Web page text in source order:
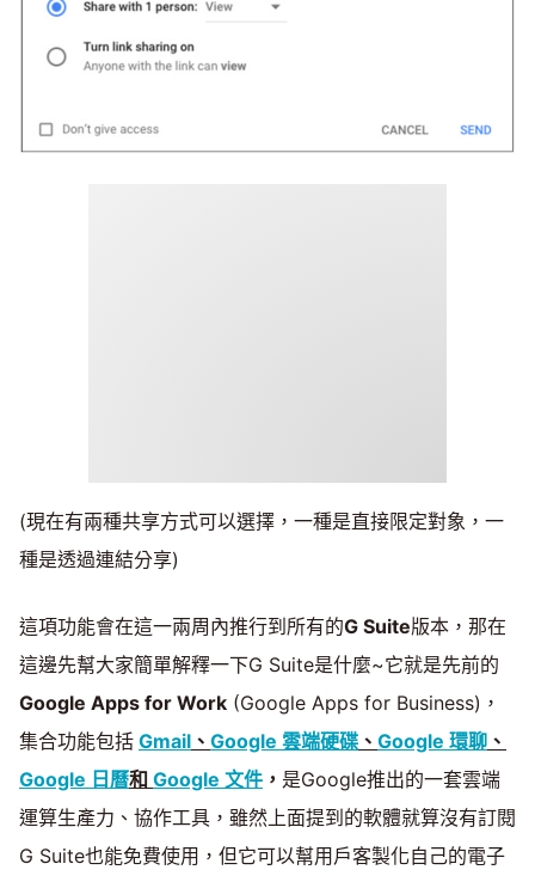
(現在有兩種共享方式可以選擇，一種是直接限定對象，一
種是透過連結分享)
這項功能會在這一兩周內推行到所有的G Suite版本，那在
這邊先幫大家簡單解釋一下G Suite是什麼~它就是先前的
Google Apps for Work (Google Apps for Business)，
集合功能包括 Gmail 、 Google 雲端硬碟 、 Google 環聊 、
Google 日曆和 Google 文件 ， 是Google推出的一套雲端
運算生產力、協作工具，雖然上面提到的軟體就算沒有訂閱
G Suite也能免費使用，但它可以幫用戶客製化自己的電子